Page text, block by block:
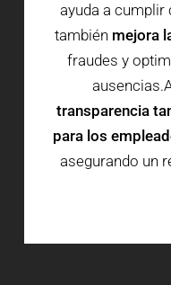
ayuda a cumplir
también mejora
fraudes y
transparencia
para los
asegurando un